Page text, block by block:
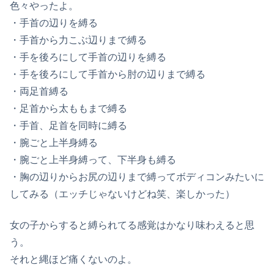
色々やったよ。
・手首の辺りを縛る
・手首から力こぶ辺りまで縛る
・手を後ろにして手首の辺りを縛る
・手を後ろにして手首から肘の辺りまで縛る
・両足首縛る
・足首から太ももまで縛る
・手首、足首を同時に縛る
・腕ごと上半身縛る
・腕ごと上半身縛って、下半身も縛る
・胸の辺りからお尻の辺りまで縛ってボディコンみたいに
してみる（エッチじゃないけどね笑、楽しかった）
女の子からすると縛られてる感覚はかなり味わえると思
う。
それと縄ほど痛くないのよ。